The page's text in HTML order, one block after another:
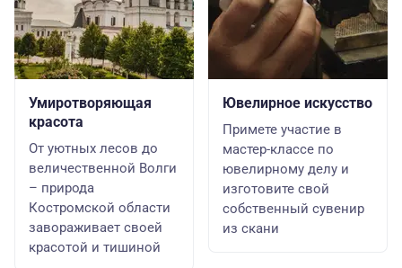
Умиротворяющая
красота
От уютных лесов до
величественной Волги
– природа
Костромской области
завораживает своей
красотой и тишиной
Ювелирное искусство
Примете участие в
мастер-классе по
ювелирному делу и
изготовите свой
собственный сувенир
из скани